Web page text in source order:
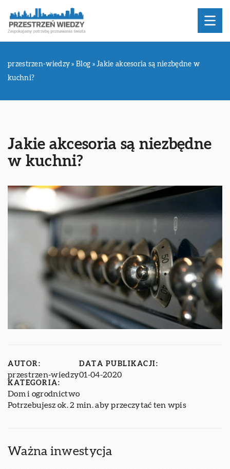
przestrzen-wiedzy »Blog »Jakie akcesoria są niezbędne w
kuchni?
Jakie akcesoria są niezbędne
w kuchni?
AUTOR:
przestrzen-wiedzy
DATA PUBLIKACJI:
01-04-2020
KATEGORIA:
Dom i ogrodnictwo
Potrzebujesz ok. 2 min. aby przeczytać ten wpis
Ważna inwestycja